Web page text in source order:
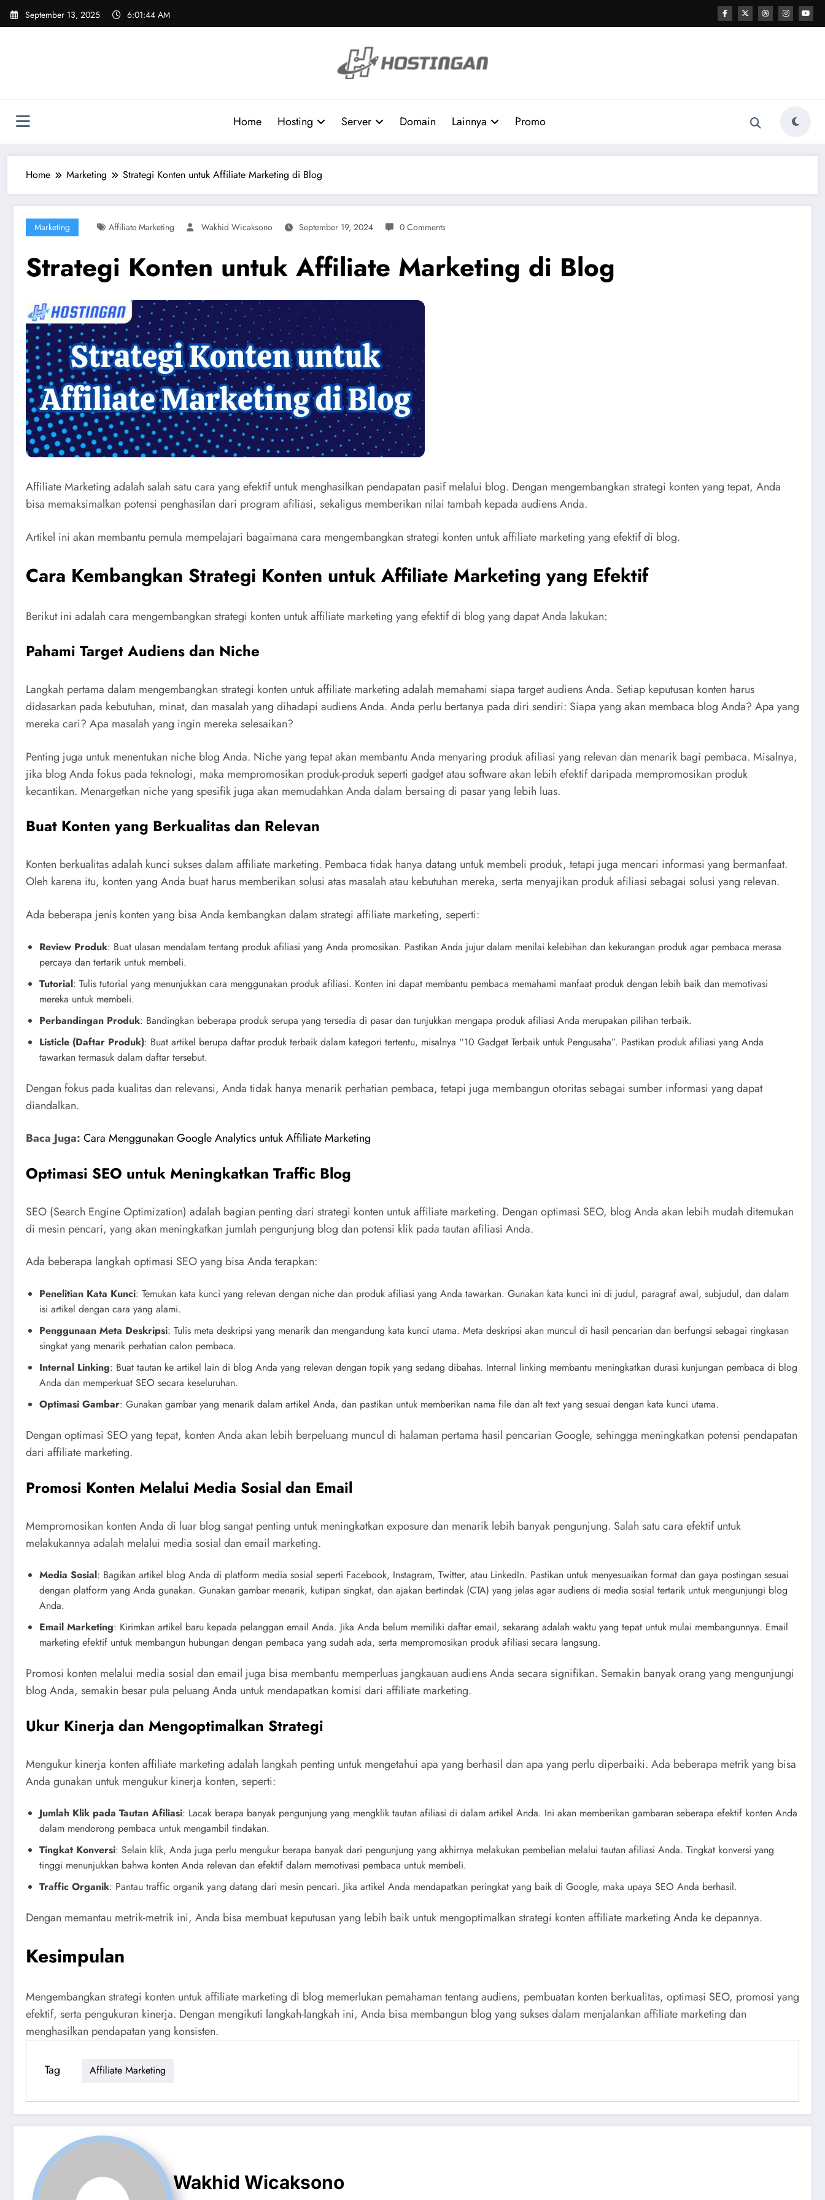
Skip
September 13, 2025 6:01:45 AM
Home Hosting Server Domain Lainnya Promo
Home Marketing Strategi Konten untuk Affiliate Marketing di Blog
Marketing Affiliate Marketing Wakhid Wicaksono September 19, 2024 0 Comments
Strategi Konten untuk Affiliate Marketing di Blog
Affiliate Marketing adalah salah satu cara yang efektif untuk menghasilkan pendapatan pasif melalui blog. Dengan mengembangkan strategi konten yang tepat, Anda
bisa memaksimalkan potensi penghasilan dari program afiliasi, sekaligus memberikan nilai tambah kepada audiens Anda.
Artikel ini akan membantu pemula mempelajari bagaimana cara mengembangkan strategi konten untuk affiliate marketing yang efektif di blog.
Cara Kembangkan Strategi Konten untuk Affiliate Marketing yang Efektif
Berikut ini adalah cara mengembangkan strategi konten untuk affiliate marketing yang efektif di blog yang dapat Anda lakukan:
Pahami Target Audiens dan Niche
Langkah pertama dalam mengembangkan strategi konten untuk affiliate marketing adalah memahami siapa target audiens Anda. Setiap keputusan konten harus
didasarkan pada kebutuhan, minat, dan masalah yang dihadapi audiens Anda. Anda perlu bertanya pada diri sendiri: Siapa yang akan membaca blog Anda? Apa yang
mereka cari? Apa masalah yang ingin mereka selesaikan?
Penting juga untuk menentukan niche blog Anda. Niche yang tepat akan membantu Anda menyaring produk afiliasi yang relevan dan menarik bagi pembaca. Misalnya,
jika blog Anda fokus pada teknologi, maka mempromosikan produk-produk seperti gadget atau software akan lebih efektif daripada mempromosikan produk
kecantikan. Menargetkan niche yang spesifik juga akan memudahkan Anda dalam bersaing di pasar yang lebih luas.
Buat Konten yang Berkualitas dan Relevan
Konten berkualitas adalah kunci sukses dalam affiliate marketing. Pembaca tidak hanya datang untuk membeli produk, tetapi juga mencari informasi yang bermanfaat.
Oleh karena itu, konten yang Anda buat harus memberikan solusi atas masalah atau kebutuhan mereka, serta menyajikan produk afiliasi sebagai solusi yang relevan.
Ada beberapa jenis konten yang bisa Anda kembangkan dalam strategi affiliate marketing, seperti:
Review Produk: Buat ulasan mendalam tentang produk afiliasi yang Anda promosikan. Pastikan Anda jujur dalam menilai kelebihan dan kekurangan produk agar pembaca merasa
percaya dan tertarik untuk membeli.
Tutorial: Tulis tutorial yang menunjukkan cara menggunakan produk afiliasi. Konten ini dapat membantu pembaca memahami manfaat produk dengan lebih baik dan memotivasi
mereka untuk membeli.
Perbandingan Produk: Bandingkan beberapa produk serupa yang tersedia di pasar dan tunjukkan mengapa produk afiliasi Anda merupakan pilihan terbaik.
Listicle (Daftar Produk): Buat artikel berupa daftar produk terbaik dalam kategori tertentu, misalnya “10 Gadget Terbaik untuk Pengusaha”. Pastikan produk afiliasi yang Anda
tawarkan termasuk dalam daftar tersebut.
Dengan fokus pada kualitas dan relevansi, Anda tidak hanya menarik perhatian pembaca, tetapi juga membangun otoritas sebagai sumber informasi yang dapat
diandalkan.
Baca Juga: Cara Menggunakan Google Analytics untuk Affiliate Marketing
Optimasi SEO untuk Meningkatkan Traffic Blog
SEO (Search Engine Optimization) adalah bagian penting dari strategi konten untuk affiliate marketing. Dengan optimasi SEO, blog Anda akan lebih mudah ditemukan
di mesin pencari, yang akan meningkatkan jumlah pengunjung blog dan potensi klik pada tautan afiliasi Anda.
Ada beberapa langkah optimasi SEO yang bisa Anda terapkan:
Penelitian Kata Kunci: Temukan kata kunci yang relevan dengan niche dan produk afiliasi yang Anda tawarkan. Gunakan kata kunci ini di judul, paragraf awal, subjudul, dan dalam
isi artikel dengan cara yang alami.
Penggunaan Meta Deskripsi: Tulis meta deskripsi yang menarik dan mengandung kata kunci utama. Meta deskripsi akan muncul di hasil pencarian dan berfungsi sebagai ringkasan
singkat yang menarik perhatian calon pembaca.
Internal Linking: Buat tautan ke artikel lain di blog Anda yang relevan dengan topik yang sedang dibahas. Internal linking membantu meningkatkan durasi kunjungan pembaca di blog
Anda dan memperkuat SEO secara keseluruhan.
Optimasi Gambar: Gunakan gambar yang menarik dalam artikel Anda, dan pastikan untuk memberikan nama file dan alt text yang sesuai dengan kata kunci utama.
Dengan optimasi SEO yang tepat, konten Anda akan lebih berpeluang muncul di halaman pertama hasil pencarian Google, sehingga meningkatkan potensi pendapatan
dari affiliate marketing.
Promosi Konten Melalui Media Sosial dan Email
Mempromosikan konten Anda di luar blog sangat penting untuk meningkatkan exposure dan menarik lebih banyak pengunjung. Salah satu cara efektif untuk
melakukannya adalah melalui media sosial dan email marketing.
Media Sosial: Bagikan artikel blog Anda di platform media sosial seperti Facebook, Instagram, Twitter, atau LinkedIn. Pastikan untuk menyesuaikan format dan gaya postingan sesuai
dengan platform yang Anda gunakan. Gunakan gambar menarik, kutipan singkat, dan ajakan bertindak (CTA) yang jelas agar audiens di media sosial tertarik untuk mengunjungi blog
Anda.
Email Marketing: Kirimkan artikel baru kepada pelanggan email Anda. Jika Anda belum memiliki daftar email, sekarang adalah waktu yang tepat untuk mulai membangunnya. Email
marketing efektif untuk membangun hubungan dengan pembaca yang sudah ada, serta mempromosikan produk afiliasi secara langsung.
Promosi konten melalui media sosial dan email juga bisa membantu memperluas jangkauan audiens Anda secara signifikan. Semakin banyak orang yang mengunjungi
blog Anda, semakin besar pula peluang Anda untuk mendapatkan komisi dari affiliate marketing.
Ukur Kinerja dan Mengoptimalkan Strategi
Mengukur kinerja konten affiliate marketing adalah langkah penting untuk mengetahui apa yang berhasil dan apa yang perlu diperbaiki. Ada beberapa metrik yang bisa
Anda gunakan untuk mengukur kinerja konten, seperti:
Jumlah Klik pada Tautan Afiliasi: Lacak berapa banyak pengunjung yang mengklik tautan afiliasi di dalam artikel Anda. Ini akan memberikan gambaran seberapa efektif konten Anda
dalam mendorong pembaca untuk mengambil tindakan.
Tingkat Konversi: Selain klik, Anda juga perlu mengukur berapa banyak dari pengunjung yang akhirnya melakukan pembelian melalui tautan afiliasi Anda. Tingkat konversi yang
tinggi menunjukkan bahwa konten Anda relevan dan efektif dalam memotivasi pembaca untuk membeli.
Traffic Organik: Pantau traffic organik yang datang dari mesin pencari. Jika artikel Anda mendapatkan peringkat yang baik di Google, maka upaya SEO Anda berhasil.
Dengan memantau metrik-metrik ini, Anda bisa membuat keputusan yang lebih baik untuk mengoptimalkan strategi konten affiliate marketing Anda ke depannya.
Kesimpulan
Mengembangkan strategi konten untuk affiliate marketing di blog memerlukan pemahaman tentang audiens, pembuatan konten berkualitas, optimasi SEO, promosi yang
efektif, serta pengukuran kinerja. Dengan mengikuti langkah-langkah ini, Anda bisa membangun blog yang sukses dalam menjalankan affiliate marketing dan
menghasilkan pendapatan yang konsisten.
Tag Affiliate Marketing
Wakhid Wicaksono